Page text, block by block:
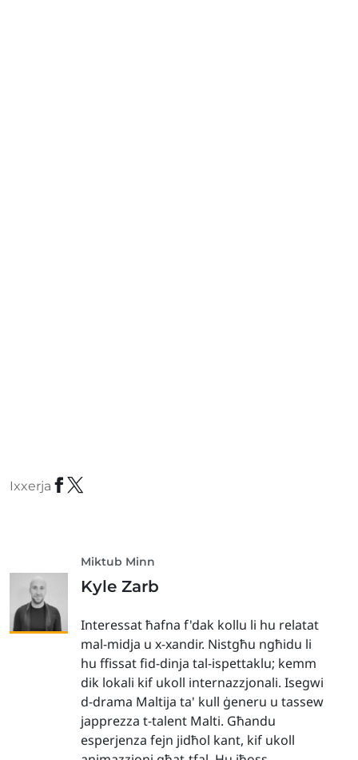
Ixxerja
Miktub Minn
Kyle Zarb
Interessat ħafna f'dak kollu li hu relatat
mal-midja u x-xandir. Nistgħu ngħidu li
hu ffissat fid-dinja tal-ispettaklu; kemm
dik lokali kif ukoll internazzjonali. Isegwi
d-drama Maltija ta' kull ġeneru u tassew
japprezza t-talent Malti. Għandu
esperjenza fejn jidħol kant, kif ukoll